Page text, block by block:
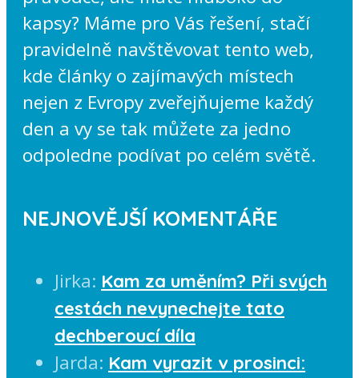
kapsy? Máme pro Vás řešení, stačí
pravidelně navštěvovat tento web,
kde články o zajímavých místech
nejen z Evropy zveřejňujeme každý
den a vy se tak můžete za jedno
odpoledne podívat po celém světě.
NEJNOVĚJŠÍ KOMENTÁŘE
Jirka: Kam za uměním? Při svých
cestách nevynechejte tato
dechberoucí díla
Jarda: Kam vyrazit v prosinci: